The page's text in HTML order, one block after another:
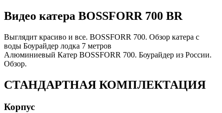
Видео катера BOSSFORR 700 BR
Выглядит красиво и все. BOSSFORR 700. Обзор катера с
воды Боурайдер лодка 7 метров
Алюминиевый Катер BOSSFORR 700. Боурайдер из России.
Обзор.
СТАНДАРТНАЯ КОМПЛЕКТАЦИЯ
Корпус